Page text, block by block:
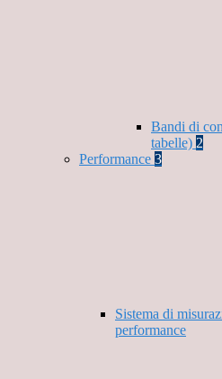
Bandi di
tabelle) 2
Performance 3
Sistema di
performance